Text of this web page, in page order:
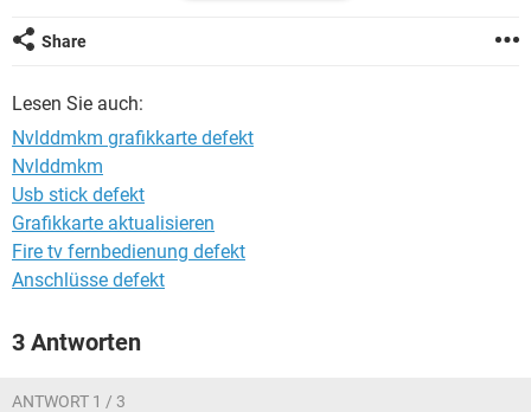
wo das Acer-Logo auftaucht, alles verpixelt.
gespielt habe und einfach der Bildschirm ausging, kurz
vorher aber noch alle möglichen bunten Farben in einer
sternförmigen Masse abgebildet waren.
Ist die Grafikkarte hinüber?
Konfiguration:Windows Vista
Safari 530.5
Share
Lesen Sie auch:
Nvlddmkm grafikkarte defekt
Nvlddmkm
Usb stick defekt
Grafikkarte aktualisieren
Fire tv fernbedienung defekt
Anschlüsse defekt
3 Antworten
ANTWORT 1 / 3